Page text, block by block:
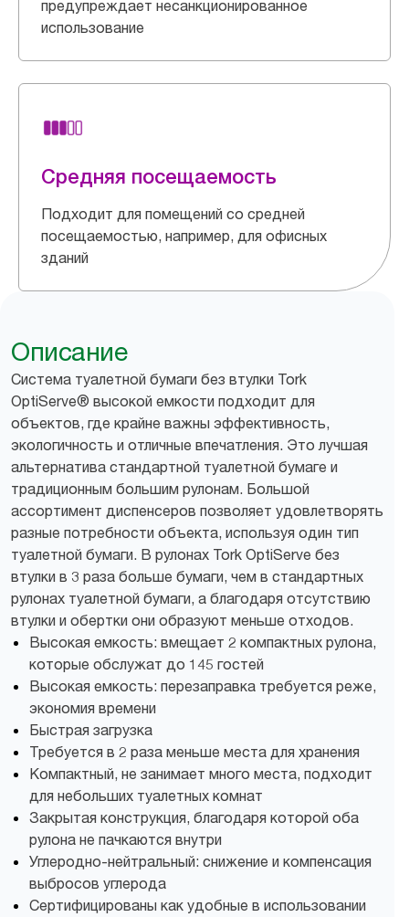
предупреждает несанкционированное
использование
Средняя посещаемость
Подходит для помещений со средней
посещаемостью, например, для офисных
зданий
Описание
Система туалетной бумаги без втулки Tork
OptiServe® высокой емкости подходит для
объектов, где крайне важны эффективность,
экологичность и отличные впечатления. Это лучшая
альтернатива стандартной туалетной бумаге и
традиционным большим рулонам. Большой
ассортимент диспенсеров позволяет удовлетворять
разные потребности объекта, используя один тип
туалетной бумаги. В рулонах Tork OptiServe без
втулки в 3 раза больше бумаги, чем в стандартных
рулонах туалетной бумаги, а благодаря отсутствию
втулки и обертки они образуют меньше отходов.
Высокая емкость: вмещает 2 компактных рулона,
которые обслужат до 145 гостей
Высокая емкость: перезаправка требуется реже,
экономия времени
Быстрая загрузка
Требуется в 2 раза меньше места для хранения
Компактный, не занимает много места, подходит
для небольших туалетных комнат
Закрытая конструкция, благодаря которой оба
рулона не пачкаются внутри
Углеродно-нейтральный: снижение и компенсация
выбросов углерода
Сертифицированы как удобные в использовании